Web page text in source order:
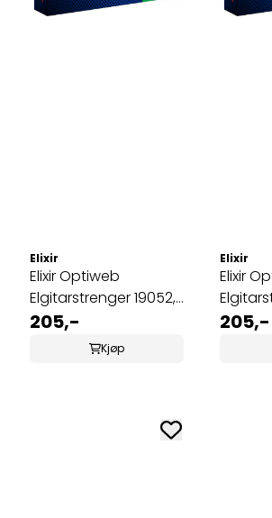
Elixir
Elixir Optiweb
Elgitarstrenger 19052,
Light, 010-046
205,-
Kjøp
Elixir
Elixir
205,-